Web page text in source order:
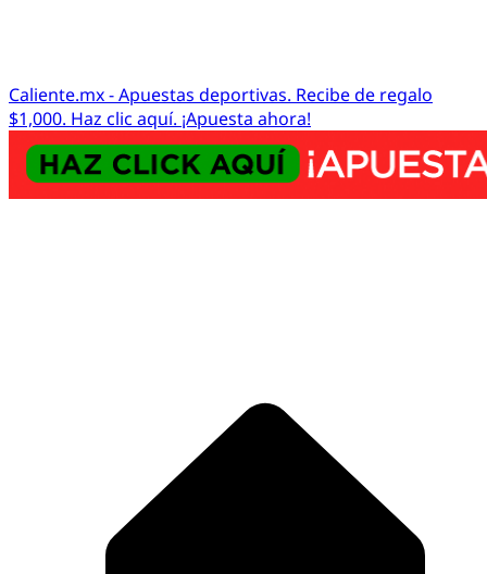
Caliente.mx - Apuestas deportivas. Recibe de regalo
$1,000. Haz clic aquí. ¡Apuesta ahora!